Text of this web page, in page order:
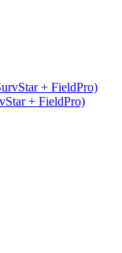
+ FieldPro)